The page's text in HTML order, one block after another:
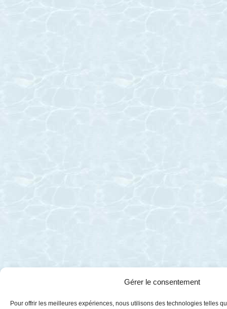
Gérer le consentement
Pour offrir les meilleures expériences, nous utilisons des technologies telles